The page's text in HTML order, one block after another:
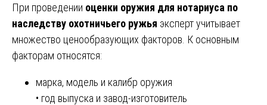
При проведении оценки оружия для нотариуса по
наследству охотничьего ружья эксперт учитывает
множество ценообразующих факторов. К основным
факторам относятся:
марка, модель и калибр оружия
• год выпуска и завод-изготовитель